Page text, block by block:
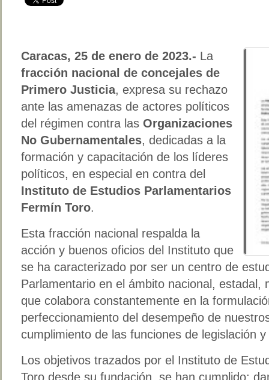
Caracas, 25 de enero de 2023.- La
fracción nacional de concejales de
Primero Justicia, expresa su rechazo
ante las amenazas de actores políticos
del régimen contra las Organizaciones
No Gubernamentales, dedicadas a la
formación y capacitación de los líderes
políticos, en especial en contra del
Instituto de Estudios Parlamentarios
Fermín Toro.
Esta fracción nacional respalda la
acción y buenos oficios del Instituto que
se ha caracterizado por ser un centro de
Parlamentario en el ámbito nacional, estadal,
que colabora constantemente en la
perfeccionamiento del desempeño de
cumplimiento de las funciones de legislación
Los objetivos trazados por el Instituto de
Toro desde su fundación, se han cumplido;